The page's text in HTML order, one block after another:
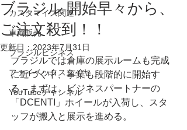
カスタマイズ関連
車両販売
ブラジルビジネス
ファイベックスタイヤ
YouTubeチャンネル
ブラジル 開始早々から、
ご注文殺到！！
更新日： 2023年7月31日
ブラジルでは倉庫の展示ルームも完成
に近づく中、事業も段階的に開始す
る。まずは、ビジネスパートナーの
「DCENTI」ホイールが入荷し、スタ
ッフが搬入と展示を進める。